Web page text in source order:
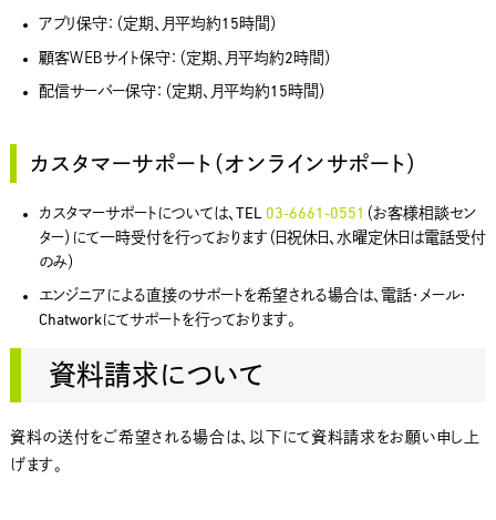
アプリ保守：（定期、月平均約15時間）
顧客ＷＥＢサイト保守：（定期、月平均約2時間）
配信サーバー保守：（定期、月平均約15時間）
カスタマーサポート（オンラインサポート）
カスタマーサポートについては、TEL 03-6661-0551 （お客様相談セン
ター）にて一時受付を行っております（日祝休日、水曜定休日は電話受付
のみ）
エンジニアによる直接のサポートを希望される場合は、電話・メール・
Chatworkにてサポートを行っております。
資料請求について
資料の送付をご希望される場合は、以下にて資料請求をお願い申し上
げます。